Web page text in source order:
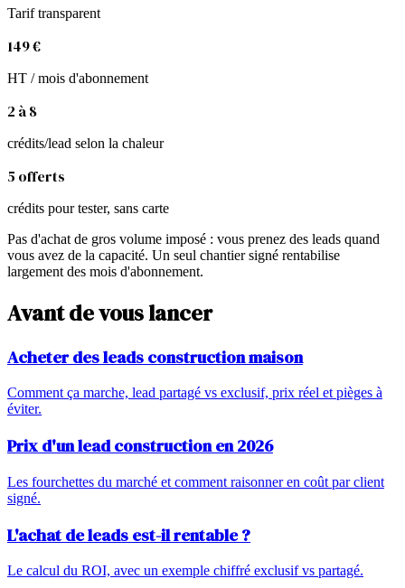
Tarif transparent
149 €
HT / mois d'abonnement
2 à8
crédits/lead selon la chaleur
5 offerts
crédits pour tester, sans carte
Pas d'achat de gros volume imposé : vous prenez des leads quand
vous avez de la capacité. Un seul chantier signé rentabilise
largement des mois d'abonnement.
Avant de vous lancer
Acheter des leads construction maison
Comment ça marche, lead partagé vs exclusif, prix réel et pièges à
éviter.
Prix d'un lead construction en 2026
Les fourchettes du marché et comment raisonner en coût par client
signé.
L'achat de leads est-il rentable ?
Le calcul du ROI, avec un exemple chiffré exclusif vs partagé.